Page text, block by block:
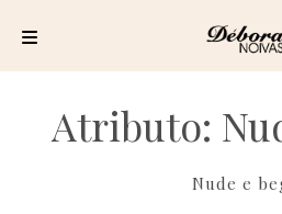
o
Atributo:
Nude e